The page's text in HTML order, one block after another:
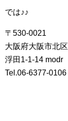
では♪♪
〒530-0021
大阪府大阪市北区
浮田1-1-14 modr
Tel.06-6377-0106